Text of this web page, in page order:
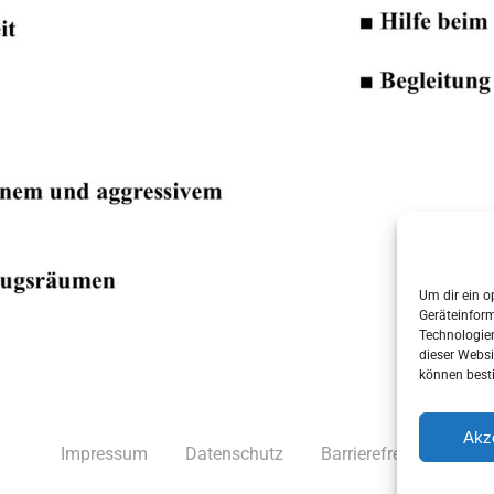
Um dir ein
dieser
können
Impressum Datenschutz Barrierefreiheit